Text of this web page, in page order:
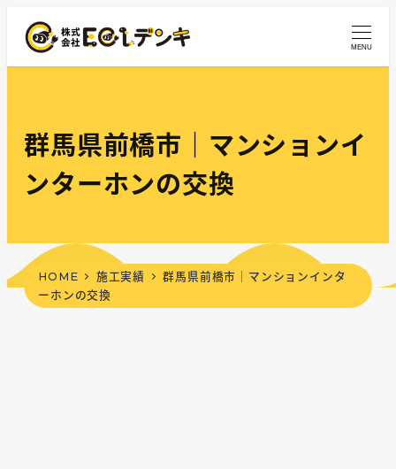
ン
MENU
群馬県前橋市｜マンションイ
ンターホンの交換
HOME 施工実績
群馬県前橋市｜マンションインタ
ーホンの交換